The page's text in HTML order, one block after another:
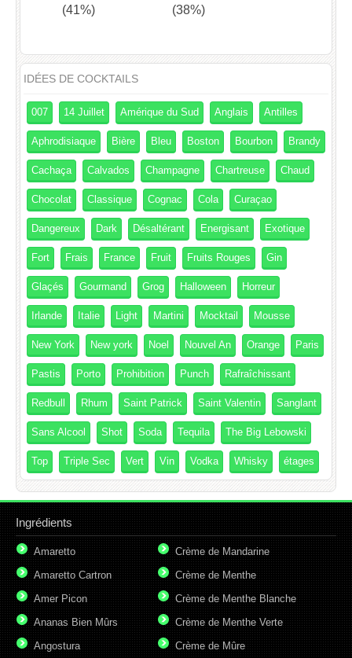
(41%)
(38%)
IDÉES DE COCKTAILS
007 14 Juillet Amérique du Sud Anglais Antilles
Aphrodisiaque Bière Bleu Boston Bourbon Brandy
Cachaça Calvados Champagne Chartreuse Chaud
Chocolat Classique Cognac Cola Curaçao
Dangereux Dark Désaltérant Energisant Exotique
Fort Frais France Fruit Fruits Rouges Gin
Glaçés Gourmand Grog Halloween Horreur
Irlande Italie Light Martini Mocktail Mousse
New York New york Noel Nouvel An Orange Paris
Pastis Porto Prohibition Punch Rafraîchissant
Redbull Rhum Saint Patrick Saint Valentin Sanglant
Sans Alcool Shot Soda Tequila The Big Lebowski
Top Triple Sec Vert Vin Vodka Whisky étages
Ingrédients
Amaretto
Amaretto Cartron
Amer Picon
Ananas Bien Mûrs
Angostura
Crème de Mandarine
Crème de Menthe
Crème de Menthe Blanche
Crème de Menthe Verte
Crème de Mûre